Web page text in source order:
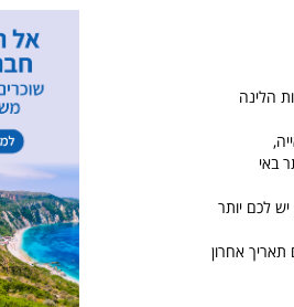
הלינה
באי
לכם יותר
אחרון